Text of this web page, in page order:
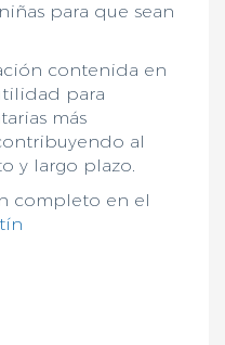
para que sean
contenida en
para
más
al
y largo plazo.
completo en el